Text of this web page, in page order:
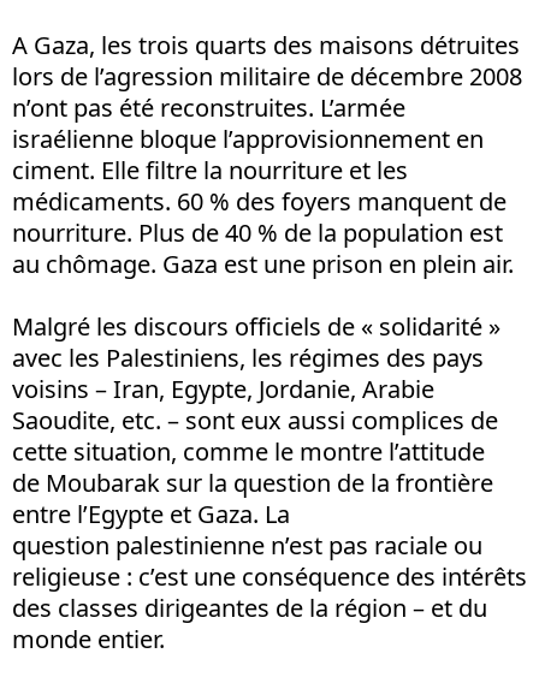
A Gaza, les trois quarts des maisons détruites
lors de l’agression militaire de décembre 2008
n’ont pas été reconstruites. L’armée
israélienne bloque l’approvisionnement en
ciment. Elle filtre la nourriture et les
médicaments. 60 % des foyers manquent de
nourriture. Plus de 40 % de la population est
au chômage. Gaza est une prison en plein air.
Malgré les discours officiels de « solidarité »
avec les Palestiniens, les régimes des pays
voisins – Iran, Egypte, Jordanie, Arabie
Saoudite, etc. – sont eux aussi complices de
cette situation, comme le montre l’attitude
de Moubarak sur la question de la frontière
entre l’Egypte et Gaza. La
question palestinienne n’est pas raciale ou
religieuse : c’est une conséquence des intérêts
des classes dirigeantes de la région – et du
monde entier.